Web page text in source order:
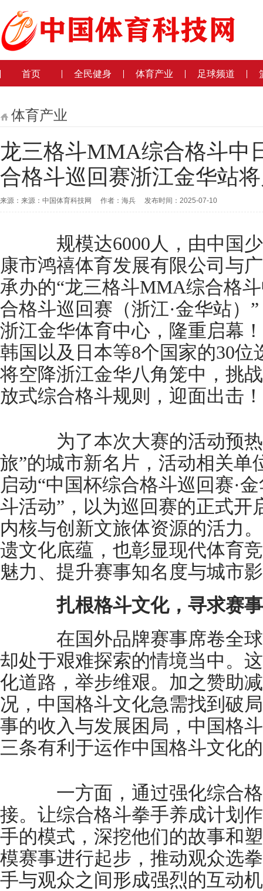
首页 全民健身 体育产业 足球频道
体育产业
龙三格斗MMA综合格斗中
合格斗巡回赛浙江金华站
来源：来源：中国体育科技网 作者：海兵 发布时间：2025-07-10
规模达6000人，由中国少
康市鸿禧体育发展有限公司与
承办的“龙三格斗MMA综合格
合格斗巡回赛（浙江·金华站）
浙江金华体育中心，隆重启幕
韩国以及日本等8个国家的30
将空降浙江金华八角笼中，挑
放式综合格斗规则，迎面出击！
为了本次大赛的活动预热
旅”的城市新名片，活动相关单
启动“中国杯综合格斗巡回赛·
斗活动”，以为巡回赛的正式开
内核与创新文旅体资源的活力
遗文化底蕴，也彰显现代体育
魅力、提升赛事知名度与城市
扎根格斗文化，寻求赛
在国外品牌赛事席卷全球
却处于艰难探索的情境当中。
化道路，举步维艰。加之赞助
况，中国格斗文化急需找到破
事的收入与发展困局，中国格
三条有利于运作中国格斗文化
一方面，通过强化综合格
接。让综合格斗拳手养成计划
手的模式，深挖他们的故事和
模赛事进行起步，推动观众选
手与观众之间形成强烈的互动